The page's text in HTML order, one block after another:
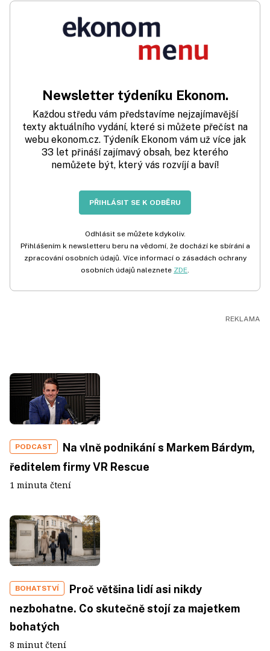
Newsletter týdeníku Ekonom.
Každou středu vám představíme nejzajímavější
texty aktuálního vydání, které si můžete přečíst na
webu ekonom.cz. Týdeník Ekonom vám už více jak
33 let přináší zajímavý obsah, bez kterého
nemůžete být, který vás rozvíjí a baví!
PŘIHLÁSIT SE K ODBĚRU
Odhlásit se můžete kdykoliv.
Přihlášením k newsletteru beru na vědomí, že dochází ke sbírání a
zpracování osobních údajů. Více informací o zásadách ochrany
osobních údajů naleznete ZDE.
PODCAST
Na vlně podnikání s Markem Bárdym,
ředitelem firmy VR Rescue
1 minuta čtení
BOHATSTVÍ
Proč většina lidí asi nikdy
nezbohatne. Co skutečně stojí za majetkem
bohatých
8 minut čtení